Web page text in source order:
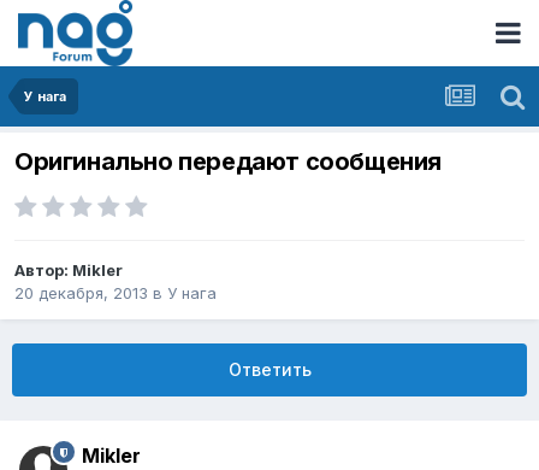
У нага
Оригинально передают сообщения
Автор: Mikler
20 декабря, 2013 в У нага
Ответить
Mikler